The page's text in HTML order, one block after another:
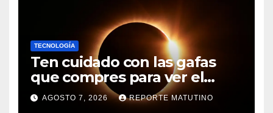
TECNOLOGÍA
Ten cuidado con las gafas
que compres para ver el
eclipse, no todas sirven y las
consecuencias pueden ser
AGOSTO 7, 2026 REPORTE MATUTINO